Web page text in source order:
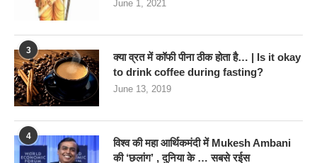
June 1, 2021
3
क्या व्रत में कॉफी पीना ठीक होता है… | Is it okay
to drink coffee during fasting?
June 13, 2019
4
विश्व की महा आर्थिकमंदी में Mukesh Ambani
की ‘छलांग’ , दुनिया के … सबसे रईस